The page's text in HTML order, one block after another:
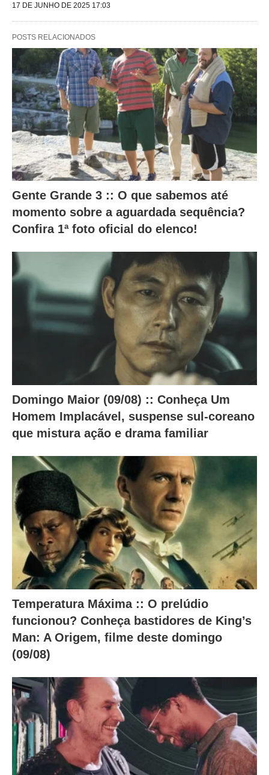
u
e
s
a
l
t
e
r
a
m
c
o
o
a
b
a
i
o
.
17 DE JUNHO DE 2025 17:03
POSTS RELACIONADOS
Gente Grande 3 :: O que sabemos até
momento sobre a aguardada sequência?
Confira 1ª foto oficial do elenco!
Domingo Maior (09/08) :: Conheça Um
Homem Implacável, suspense sul-coreano
que mistura ação e drama familiar
Temperatura Máxima :: O prelúdio
funcionou? Conheça bastidores de King’s
Man: A Origem, filme deste domingo
(09/08)